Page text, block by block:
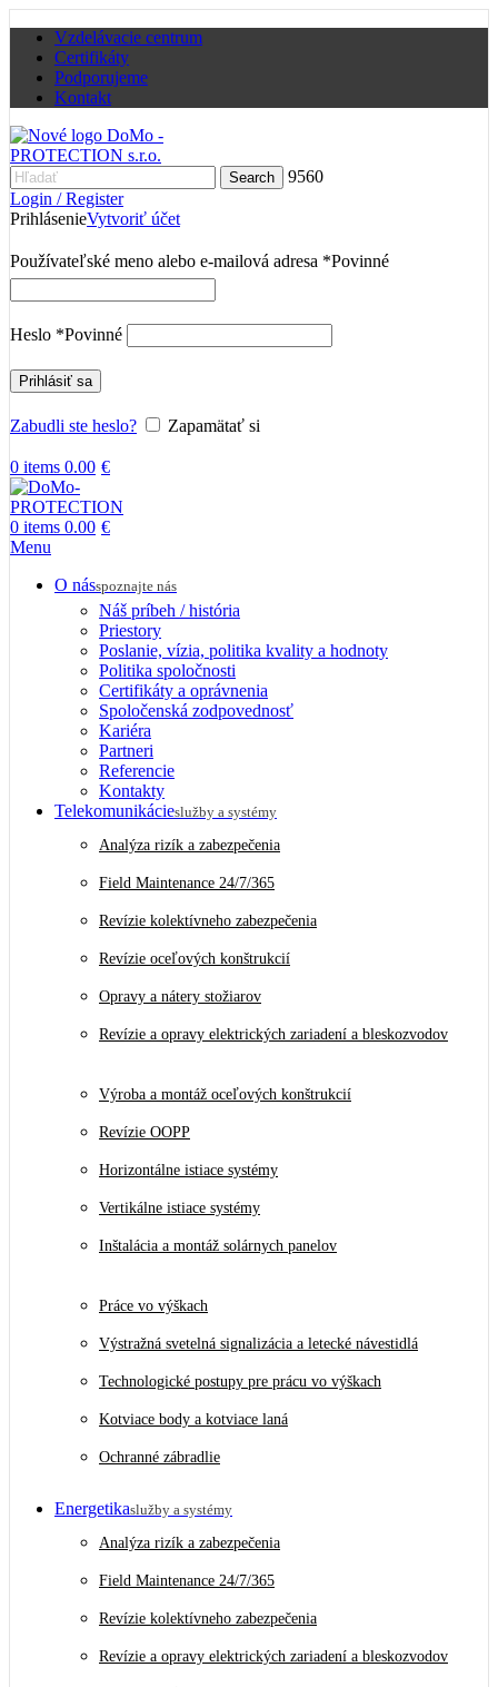
Vzdelávacie centrum
Certifikáty
Podporujeme
Kontakt
Search
9560
Login / Register
PrihlásenieVytvoriť účet
Používateľské meno alebo e-mailová adresa *Povinné
Heslo *Povinné
Prihlásiť sa
Zabudli ste heslo? Zapamätať si
0 items 0.00 €
0 items 0.00 €
Menu
O násspoznajte nás
Náš príbeh / história
Priestory
Poslanie, vízia, politika kvality a hodnoty
Politika spoločnosti
Certifikáty a oprávnenia
Spoločenská zodpovednosť
Kariéra
Partneri
Referencie
Kontakty
Telekomunikácieslužby a systémy
Analýza rizík a zabezpečenia
Field Maintenance 24/7/365
Revízie kolektívneho zabezpečenia
Revízie oceľových konštrukcií
Opravy a nátery stožiarov
Revízie a opravy elektrických zariadení a bleskozvodov
Výroba a montáž oceľových konštrukcií
Revízie OOPP
Horizontálne istiace systémy
Vertikálne istiace systémy
Inštalácia a montáž solárnych panelov
Práce vo výškach
Výstražná svetelná signalizácia a letecké návestidlá
Technologické postupy pre prácu vo výškach
Kotviace body a kotviace laná
Ochranné zábradlie
Energetikaslužby a systémy
Analýza rizík a zabezpečenia
Field Maintenance 24/7/365
Revízie kolektívneho zabezpečenia
Revízie a opravy elektrických zariadení a bleskozvodov